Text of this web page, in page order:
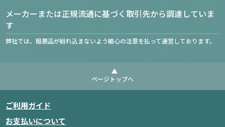
メーカーまたは正規流通に基づく取引先から調達していま
す
弊社では、粗悪品が紛れ込まないよう細心の注意を払って運営しております。
ページトップへ
ご利用ガイド
お支払いについて